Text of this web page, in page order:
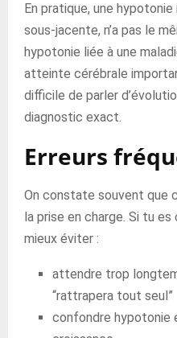
En pratique, une
sous-jacente, n’a pas le
hypotonie liée à une
atteinte cérébrale
difficile de parler
diagnostic exact.
Erreurs
On constate souvent que
la prise en charge. Si tu es
mieux éviter :
attendre trop
“rattrapera tout seul”
confondre hypotonie